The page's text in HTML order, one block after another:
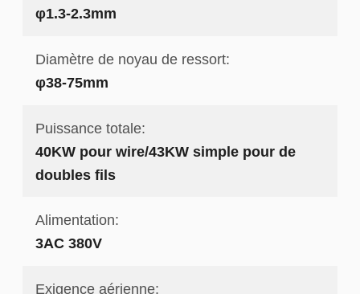
φ1.3-2.3mm
Diamètre de noyau de ressort:
φ38-75mm
Puissance totale:
40KW pour wire/43KW simple pour de
doubles fils
Alimentation:
3AC 380V
Exigence aérienne: